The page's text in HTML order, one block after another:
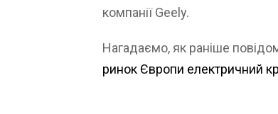
компанії Geely.
Нагадаємо, як раніше
ринок Європи електричний